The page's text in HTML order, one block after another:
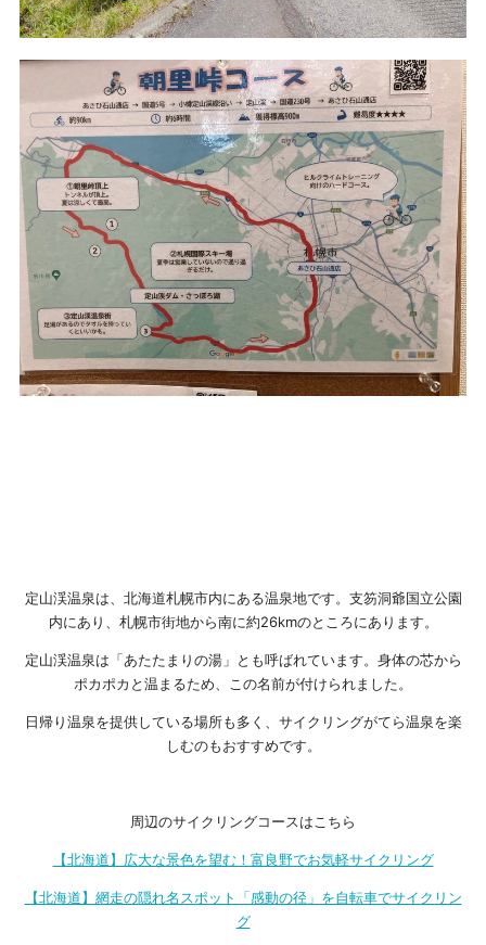
定山渓温泉は、北海道札幌市内にある温泉地です。支笏洞爺国立公園
内にあり、札幌市街地から南に約26kmのところにあります。
定山渓温泉は「あたたまりの湯」とも呼ばれています。身体の芯から
ポカポカと温まるため、この名前が付けられました。
日帰り温泉を提供している場所も多く、サイクリングがてら温泉を楽
しむのもおすすめです。
周辺のサイクリングコースはこちら
【北海道】広大な景色を望む！富良野でお気軽サイクリング
【北海道】網走の隠れ名スポット「感動の径」を自転車でサイクリン
グ